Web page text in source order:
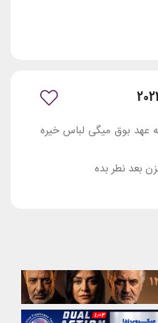
عهد بوق میگی لباس خیره